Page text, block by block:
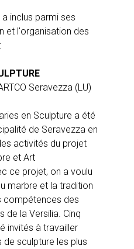
a inclus parmi ses
et l'organisation des
Seravezza (LU)
en Sculpture a été
de Seravezza en
activités du projet
et Art
ce projet, on a voulu
marbre et la tradition
compétences des
de la Versilia. Cinq
invités à travailler
sculpture les plus